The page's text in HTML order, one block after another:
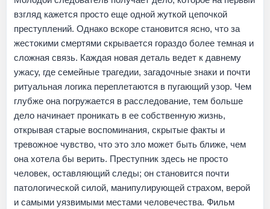
взгляд кажется просто еще одной жуткой цепочкой
преступлений. Однако вскоре становится ясно, что за
жестокими смертями скрывается гораздо более темная и
сложная связь. Каждая новая деталь ведет к давнему
ужасу, где семейные трагедии, загадочные знаки и почти
ритуальная логика переплетаются в пугающий узор. Чем
глубже она погружается в расследование, тем больше
дело начинает проникать в ее собственную жизнь,
открывая старые воспоминания, скрытые факты и
тревожное чувство, что это зло может быть ближе, чем
она хотела бы верить. Преступник здесь не просто
человек, оставляющий следы; он становится почти
патологической силой, манипулирующей страхом, верой
и самыми уязвимыми местами человечества. Фильм